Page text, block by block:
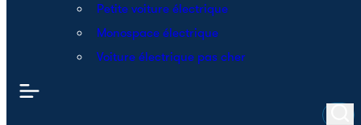
Petite voiture électrique
Monospace électrique
Voiture électrique pas cher